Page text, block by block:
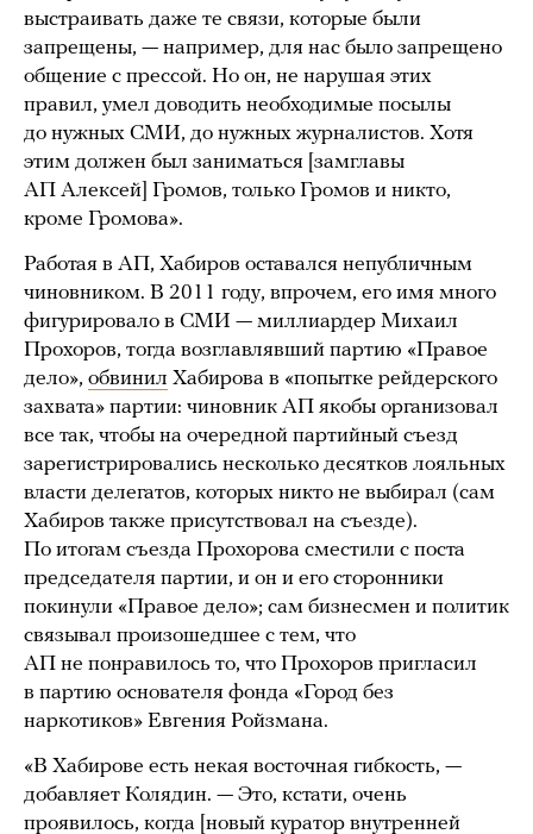
выстраивать даже те связи, которые были
запрещены, — например, для нас было запрещено
общение с прессой. Но он, не нарушая этих
правил, умел доводить необходимые посылы
до нужных СМИ, до нужных журналистов. Хотя
этим должен был заниматься [замглавы
АП Алексей] Громов, только Громов и никто,
кроме Громова».
Работая в АП, Хабиров оставался непубличным
чиновником. В 2011 году, впрочем, его имя много
фигурировало в СМИ — миллиардер Михаил
Прохоров, тогда возглавлявший партию «Правое
дело», обвинил Хабирова в «попытке рейдерского
захвата» партии: чиновник АП якобы организовал
все так, чтобы на очередной партийный съезд
зарегистрировались несколько десятков лояльных
власти делегатов, которых никто не выбирал (сам
Хабиров также присутствовал на съезде).
По итогам съезда Прохорова сместили с поста
председателя партии, и он и его сторонники
покинули «Правое дело»; сам бизнесмен и политик
связывал произошедшее с тем, что
АП не понравилось то, что Прохоров пригласил
в партию основателя фонда «Город без
наркотиков» Евгения Ройзмана.
«В Хабирове есть некая восточная гибкость, —
добавляет Колядин. — Это, кстати, очень
проявилось, когда [новый куратор внутренней